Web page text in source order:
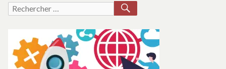
Recherche